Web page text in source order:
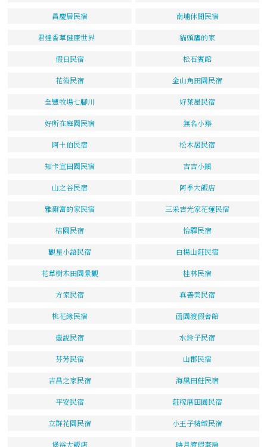
昌慶居民宿 南埔休閒民宿
君達香草健康世界 貓頭鷹的家
假日民宿 松石賓館
花術民宿 金山角田園民宿
全豐牧場七腳川 好萊屋民宿
好所在庭園民宿 無名小築
阿土伯民宿 松木居民宿
知卡宣田園民宿 吉吉小鎮
山之谷民宿 阿季大飯店
雅爾富的家民宿 三采吉光家花蓮民宿
桔園民宿 怡驛民宿
觀星小語民宿 白楊山莊民宿
花草樹木田園景觀 桂林民宿
方家民宿 真善美民宿
桃花緣民宿 函園渡假會館
壺說民宿 水鈴子民宿
芬芳民宿 山郡民宿
吉昌之家民宿 海風田莊民宿
平安民宿 莊稼厝田園民宿
立群花園民宿 小王子精緻民宿
堡裕大飯店 映月渡假套房